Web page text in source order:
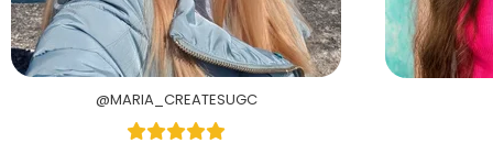
@MARIA_CREATESUGC